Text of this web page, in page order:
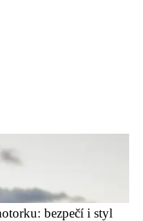
bezpečí i styl